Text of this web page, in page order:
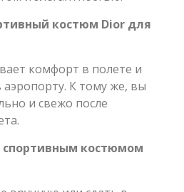
костюм Dior для
комфорт в полете и
аэропорту. К тому же, вы
и свежо после
спортивным костюмом